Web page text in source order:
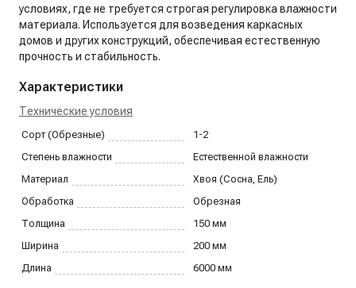
условиях, где не требуется строгая регулировка влажности
материала. Используется для возведения каркасных
домов и других конструкций, обеспечивая естественную
прочность и стабильность.
Характеристики
Технические условия
Сорт (Обрезные)
1-2
Степень влажности
Естественной влажности
Материал
Хвоя (Сосна, Ель)
Обработка
Обрезная
Толщина
150 мм
Ширина
200 мм
Длина
6000 мм